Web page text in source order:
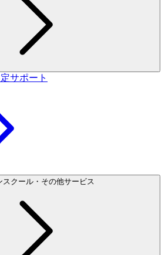
サポート
スクール・その他サービス